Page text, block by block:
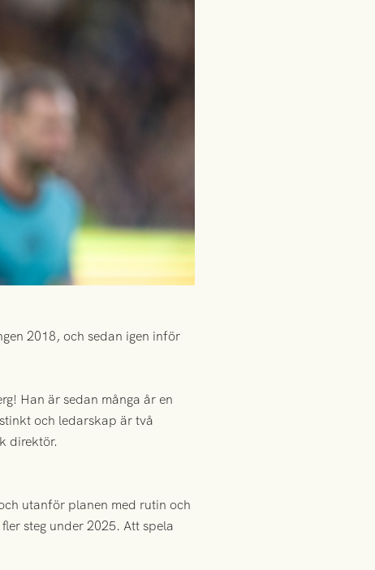
2018, och sedan igen inför
Han är sedan många år en
och ledarskap är två
direktör.
utanför planen med rutin och
steg under 2025. Att spela